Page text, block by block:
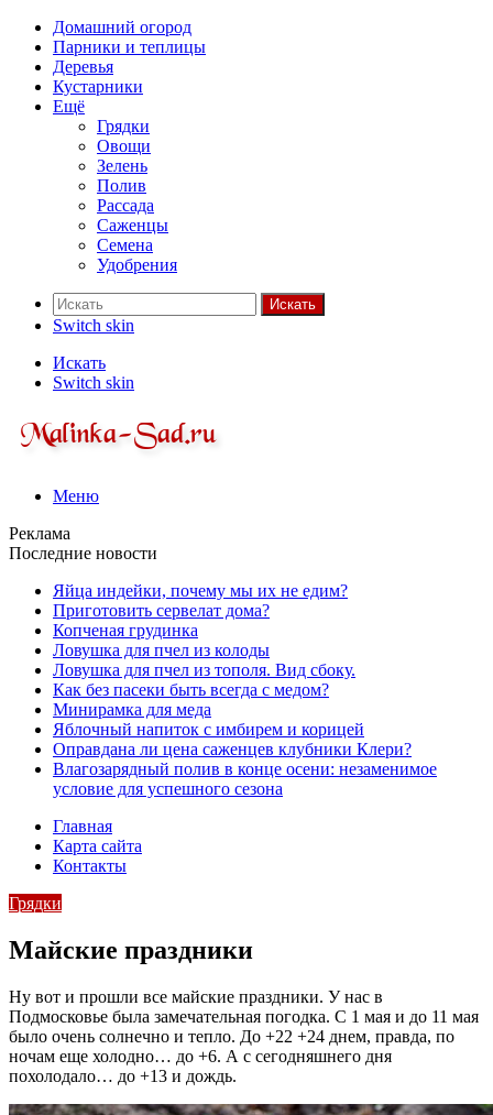
Домашний огород
Парники и теплицы
Деревья
Кустарники
Ещё
Грядки
Овощи
Зелень
Полив
Рассада
Саженцы
Семена
Удобрения
Искать
Switch skin
Искать
Switch skin
Меню
Реклама
Последние новости
Яйца индейки, почему мы их не едим?
Приготовить сервелат⁠⁠ дома?
Копченая грудинка
Ловушка для пчел из колоды
Ловушка для пчел из тополя. Вид сбоку.
Как без пасеки быть всегда с медом?
Минирамка для меда
Яблочный напиток с имбирем и корицей
Оправдана ли цена саженцев клубники Клери?
Влагозарядный полив в конце осени: незаменимое
условие для успешного сезона
Главная
Карта сайта
Контакты
Грядки
Майские праздники
Ну вот и прошли все майские праздники. У нас в
Подмосковье была замечательная погодка. С 1 мая и до 11 мая
было очень солнечно и тепло. До +22 +24 днем, правда, по
ночам еще холодно… до +6. А с сегодняшнего дня
похолодало… до +13 и дождь.